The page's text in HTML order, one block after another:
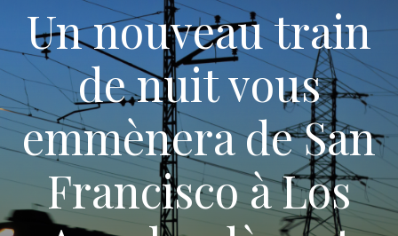
Un nouveau train
de nuit vous
emmènera de San
Francisco à Los